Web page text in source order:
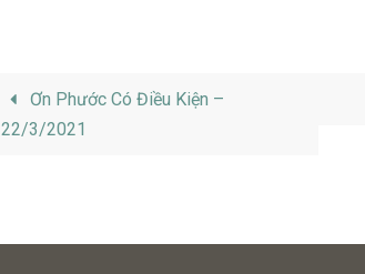
Ơn Phước Có Điều Kiện –
22/3/2021